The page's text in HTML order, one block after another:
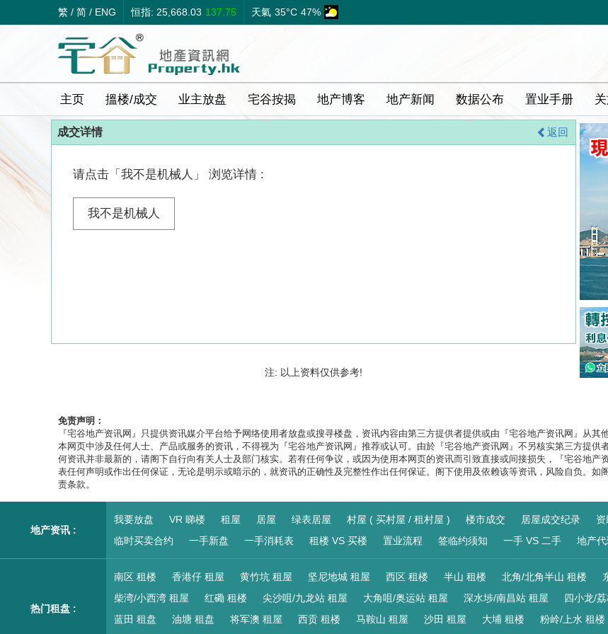
繁 / 简 / ENG 恒指: 25,668.03 137.75 天氣 35°C 47%
主页 搵楼/成交 业主放盘 宅谷按揭 地产博客 地产新闻 数据公布 置业手册
成交详情 返回
请点击「我不是机械人」 浏览详情 :
我不是机械人
注: 以上资料仅供参考!
免责声明：
『宅谷地产资讯网』只提供资讯媒介平台给予网络使用者放盘或搜寻楼盘，资讯内容由第三方提供者提供或由『宅谷地产资讯网』从其
本网页中涉及任何人士、产品或服务的资讯，不得视为『宅谷地产资讯网』推荐或认可。由於『宅谷地产资讯网』不另核实第三方提供
何资讯并非最新的，请阁下自行向有关人士及部门核实。若有任何争议，或因为使用本网页的资讯而引致直接或间接损失，『宅谷地产
表任何声明或作出任何保证，无论是明示或暗示的，就资讯的正确性及完整性作出任何保证。阁下使用及依赖该等资讯，风险自负。如
责条款。
地产资讯 :
我要放盘 VR 睇楼 租屋 居屋 绿表居屋 村屋 ( 买村屋 / 租村屋 ) 楼市成交 居屋成交纪录
临时买卖合约
一手新盘 一手消耗表 租楼 VS 买楼 置业流程 签临约须知 一手 VS 二手 地产代
热门租盘 :
南区 租楼 香港仔 租屋 黄竹坑 租屋 坚尼地城 租屋 西区 租楼 半山 租楼 北角/北角半山 租楼
柴湾/小西湾 租屋
红磡 租楼 尖沙咀/九龙站 租屋 大角咀/奥运站 租屋 深水埗/南昌站 租屋 四小龙/
蓝田 租盘
油塘 租盘 将军澳 租屋 西贡 租楼 马鞍山 租屋 沙田 租屋 大埔 租楼 粉岭/上水 租楼